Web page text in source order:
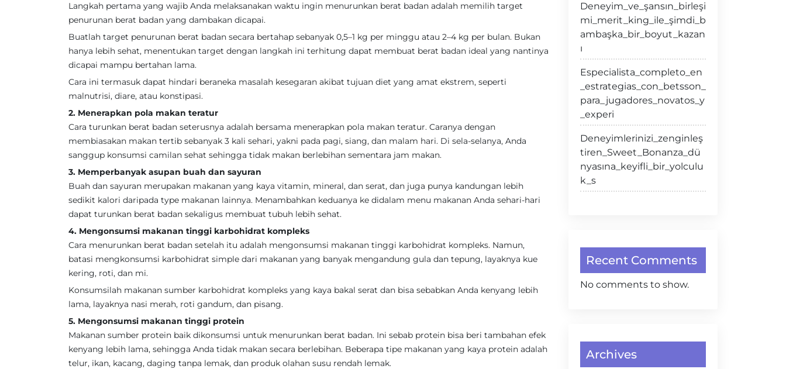
Langkah pertama yang wajib Anda melaksanakan waktu ingin menurunkan berat badan adalah memilih target
penurunan berat badan yang dambakan dicapai.
Buatlah target penurunan berat badan secara bertahap sebanyak 0,5–1 kg per minggu atau 2–4 kg per bulan. Bukan
hanya lebih sehat, menentukan target dengan langkah ini terhitung dapat membuat berat badan ideal yang nantinya
dicapai mampu bertahan lama.
Cara ini termasuk dapat hindari beraneka masalah kesegaran akibat tujuan diet yang amat ekstrem, seperti
malnutrisi, diare, atau konstipasi.
2. Menerapkan pola makan teratur
Cara turunkan berat badan seterusnya adalah bersama menerapkan pola makan teratur. Caranya dengan
membiasakan makan tertib sebanyak 3 kali sehari, yakni pada pagi, siang, dan malam hari. Di sela-selanya, Anda
sanggup konsumsi camilan sehat sehingga tidak makan berlebihan sementara jam makan.
3. Memperbanyak asupan buah dan sayuran
Buah dan sayuran merupakan makanan yang kaya vitamin, mineral, dan serat, dan juga punya kandungan lebih
sedikit kalori daripada type makanan lainnya. Menambahkan keduanya ke didalam menu makanan Anda sehari-hari
dapat turunkan berat badan sekaligus membuat tubuh lebih sehat.
4. Mengonsumsi makanan tinggi karbohidrat kompleks
Cara menurunkan berat badan setelah itu adalah mengonsumsi makanan tinggi karbohidrat kompleks. Namun,
batasi mengkonsumsi karbohidrat simple dari makanan yang banyak mengandung gula dan tepung, layaknya kue
kering, roti, dan mi.
Konsumsilah makanan sumber karbohidrat kompleks yang kaya bakal serat dan bisa sebabkan Anda kenyang lebih
lama, layaknya nasi merah, roti gandum, dan pisang.
5. Mengonsumsi makanan tinggi protein
Makanan sumber protein baik dikonsumsi untuk menurunkan berat badan. Ini sebab protein bisa beri tambahan efek
kenyang lebih lama, sehingga Anda tidak makan secara berlebihan. Beberapa tipe makanan yang kaya protein adalah
telur, ikan, kacang, daging tanpa lemak, dan produk olahan susu rendah lemak.
Deneyim_ve_şansın_birleşi
mi_merit_king_ile_şimdi_b
ambaşka_bir_boyut_kazan
ı
Especialista_completo_en
_estrategias_con_betsson_
para_jugadores_novatos_y
_experi
Deneyimlerinizi_zenginleş
tiren_Sweet_Bonanza_dü
nyasına_keyifli_bir_yolculu
k_s
Recent Comments
No comments to show.
Archives